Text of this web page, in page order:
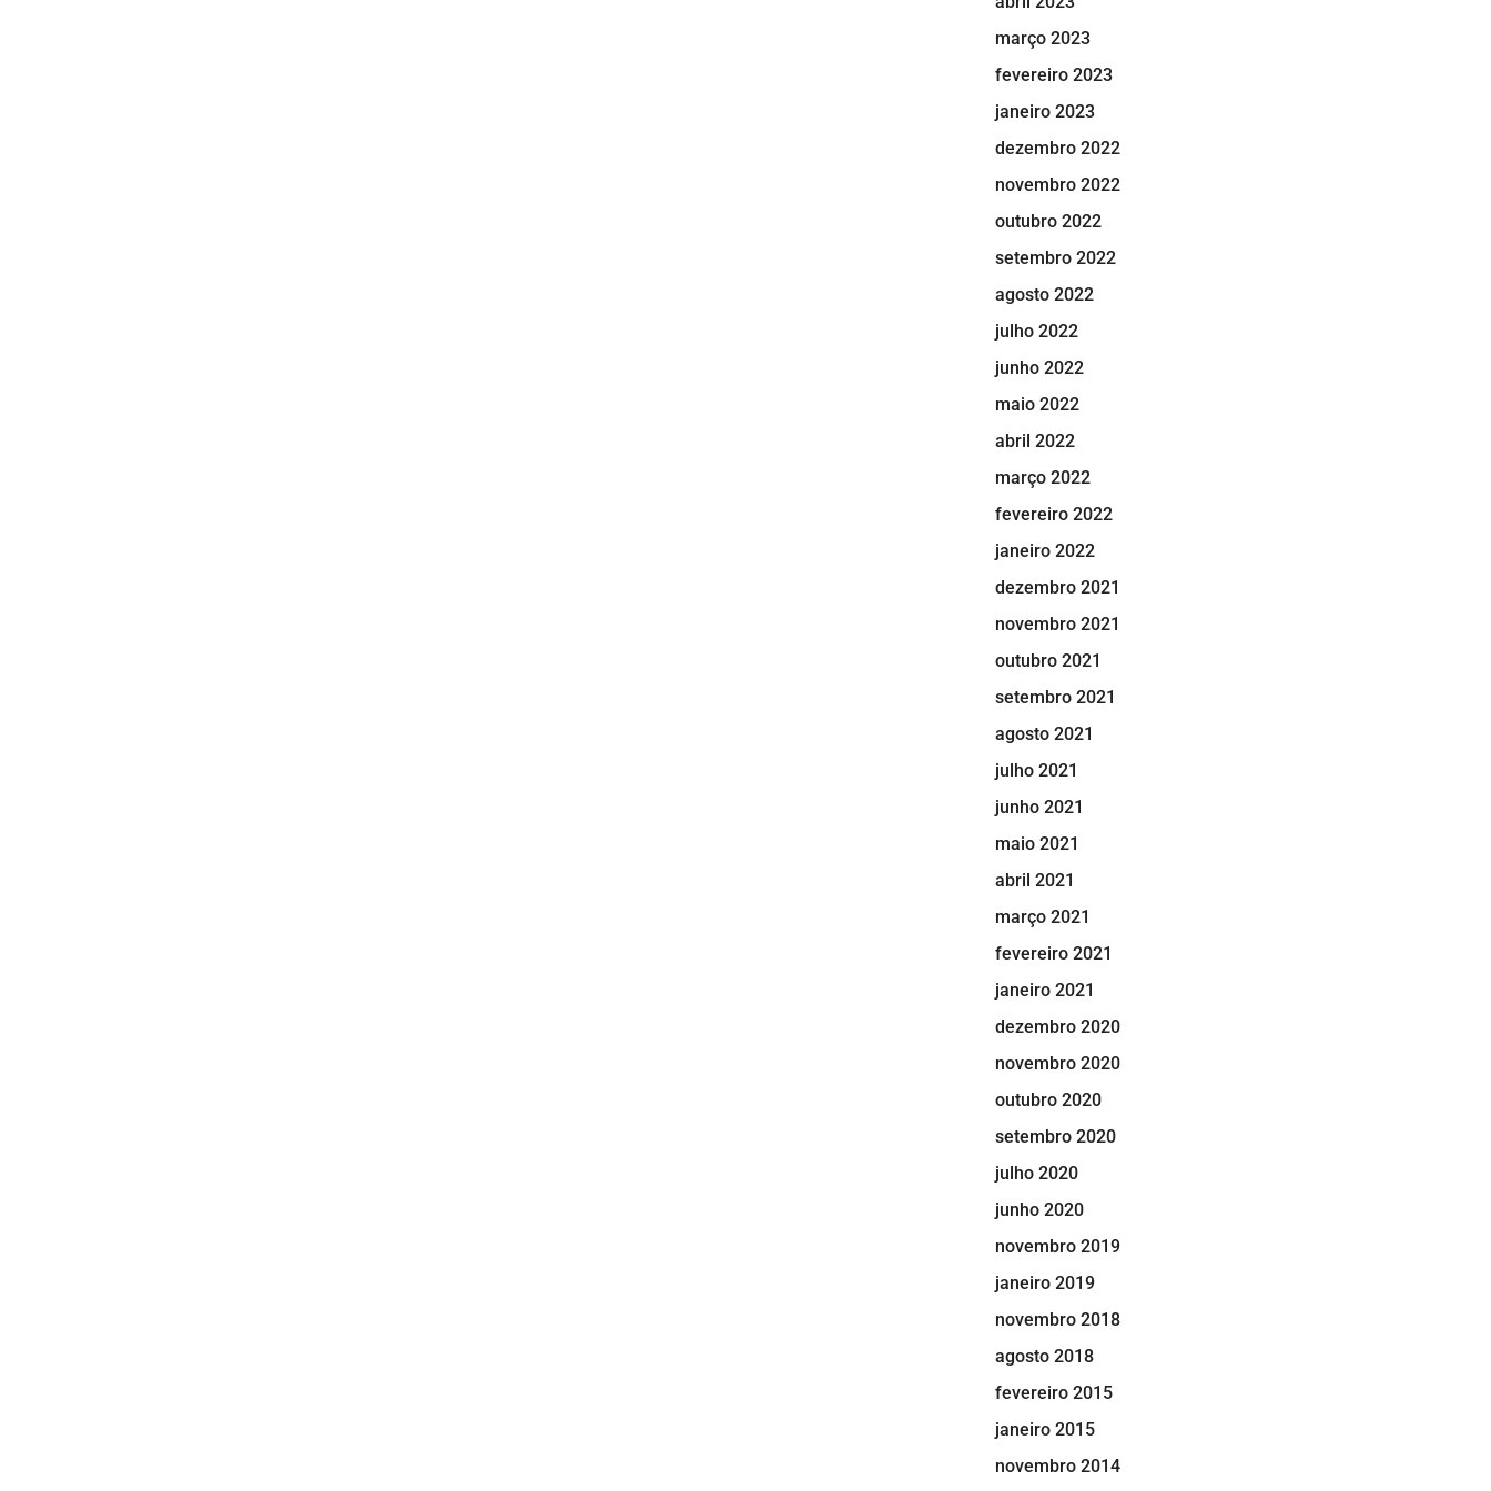
março 2023
fevereiro 2023
janeiro 2023
dezembro 2022
novembro 2022
outubro 2022
setembro 2022
agosto 2022
julho 2022
junho 2022
maio 2022
abril 2022
março 2022
fevereiro 2022
janeiro 2022
dezembro 2021
novembro 2021
outubro 2021
setembro 2021
agosto 2021
julho 2021
junho 2021
maio 2021
abril 2021
março 2021
fevereiro 2021
janeiro 2021
dezembro 2020
novembro 2020
outubro 2020
setembro 2020
julho 2020
junho 2020
novembro 2019
janeiro 2019
novembro 2018
agosto 2018
fevereiro 2015
janeiro 2015
novembro 2014